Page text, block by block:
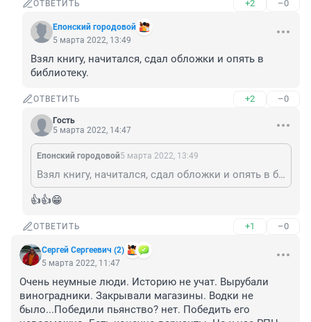
ОТВЕТИТЬ +2 –0
Епонский городовой
5 марта 2022, 13:49
Взял книгу, начитался, сдал обложки и опять в
библиотеку.
ОТВЕТИТЬ +2 –0
Гость
5 марта 2022, 14:47
Епонский городовой5 марта 2022, 13:49
Взял книгу, начитался, сдал обложки и опять в библиотеку.
👍👍😁
ОТВЕТИТЬ +1 –0
Сергей Сергеевич (2)
5 марта 2022, 11:47
Очень неумные люди. Историю не учат. Вырубали
виноградники. Закрывали магазины. Водки не
было...Победили пьянство? нет. Победить его